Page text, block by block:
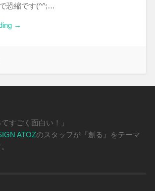
恐縮です(^^;…
→
すごく面白い！」
ATOZのスタッフが『創る』をテーマ